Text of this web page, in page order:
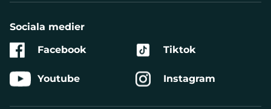
Sociala medier
Facebook
Youtube
Tiktok
Instagram